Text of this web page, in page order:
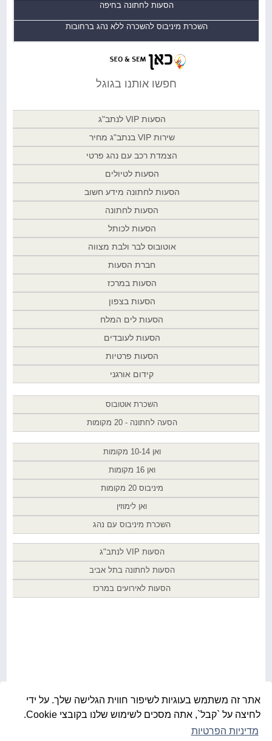
אתר זה משתמש בעוגיות לשיפור חווית הגלישה שלך. על ידי
לחיצה על `קבל`, אתה מסכים לשימוש שלנו בקובצי Cookie.
מדיניות הפרטיות
הסעות לחתונה בחיפה
השכרת מיניבוס להשכרה ללא נהג ברחובות
חפשו אותנו בגוגל
הסעות VIP לנתב"ג
שירות VIP בנתב"ג מחיר
הצמדת רכב עם נהג פרטי
הסעות לטיולים
הסעות לחתונה מידע חשוב
הסעות לחתונה
הסעות לכותל
אוטובוס לבר ולבת מצווה
חברת הסעות
הסעות במרכז
הסעות בצפון
הסעות לים המלח
הסעות לעובדים
הסעות פרטיות
קידום אורגני
השכרת אוטובוס
הסעה לחתונה - 20 מקומות
ואן 10-14 מקומות
ואן 16 מקומות
מיניבוס 20 מקומות
ואן לימוזין
השכרת מיניבוס עם נהג
הסעות VIP לנתב"ג
הסעות לחתונה בתל אביב
הסעות לאירועים במרכז